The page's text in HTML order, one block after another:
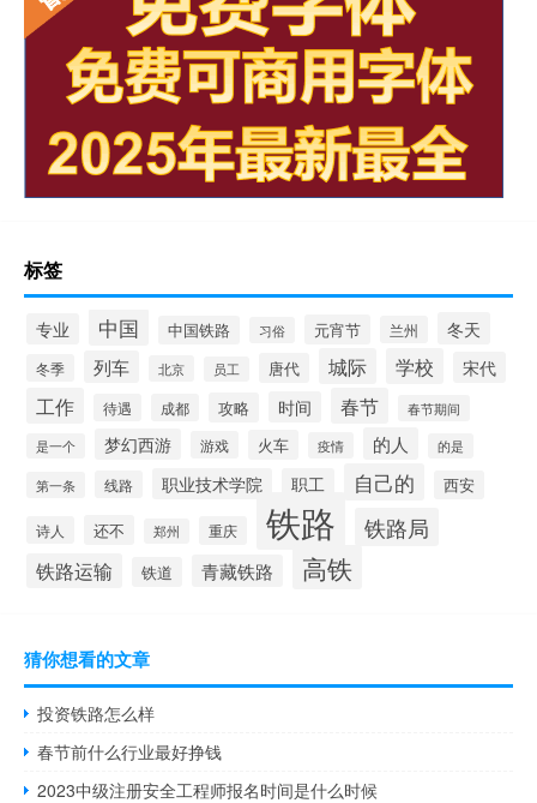
标签
专业 中国 中国铁路 习俗 元宵节 兰州 冬天
冬季 列车 北京 员工 唐代 城际 学校 宋代
工作 待遇 成都 攻略 时间 春节 春节期间
是一个 梦幻西游 游戏 火车 疫情 的人 的是
第一条 线路 职业技术学院 职工 自己的 西安
诗人 还不 郑州 重庆 铁路 铁路局
铁路运输 铁道 青藏铁路 高铁
猜你想看的文章
投资铁路怎么样
春节前什么行业最好挣钱
2023中级注册安全工程师报名时间是什么时候